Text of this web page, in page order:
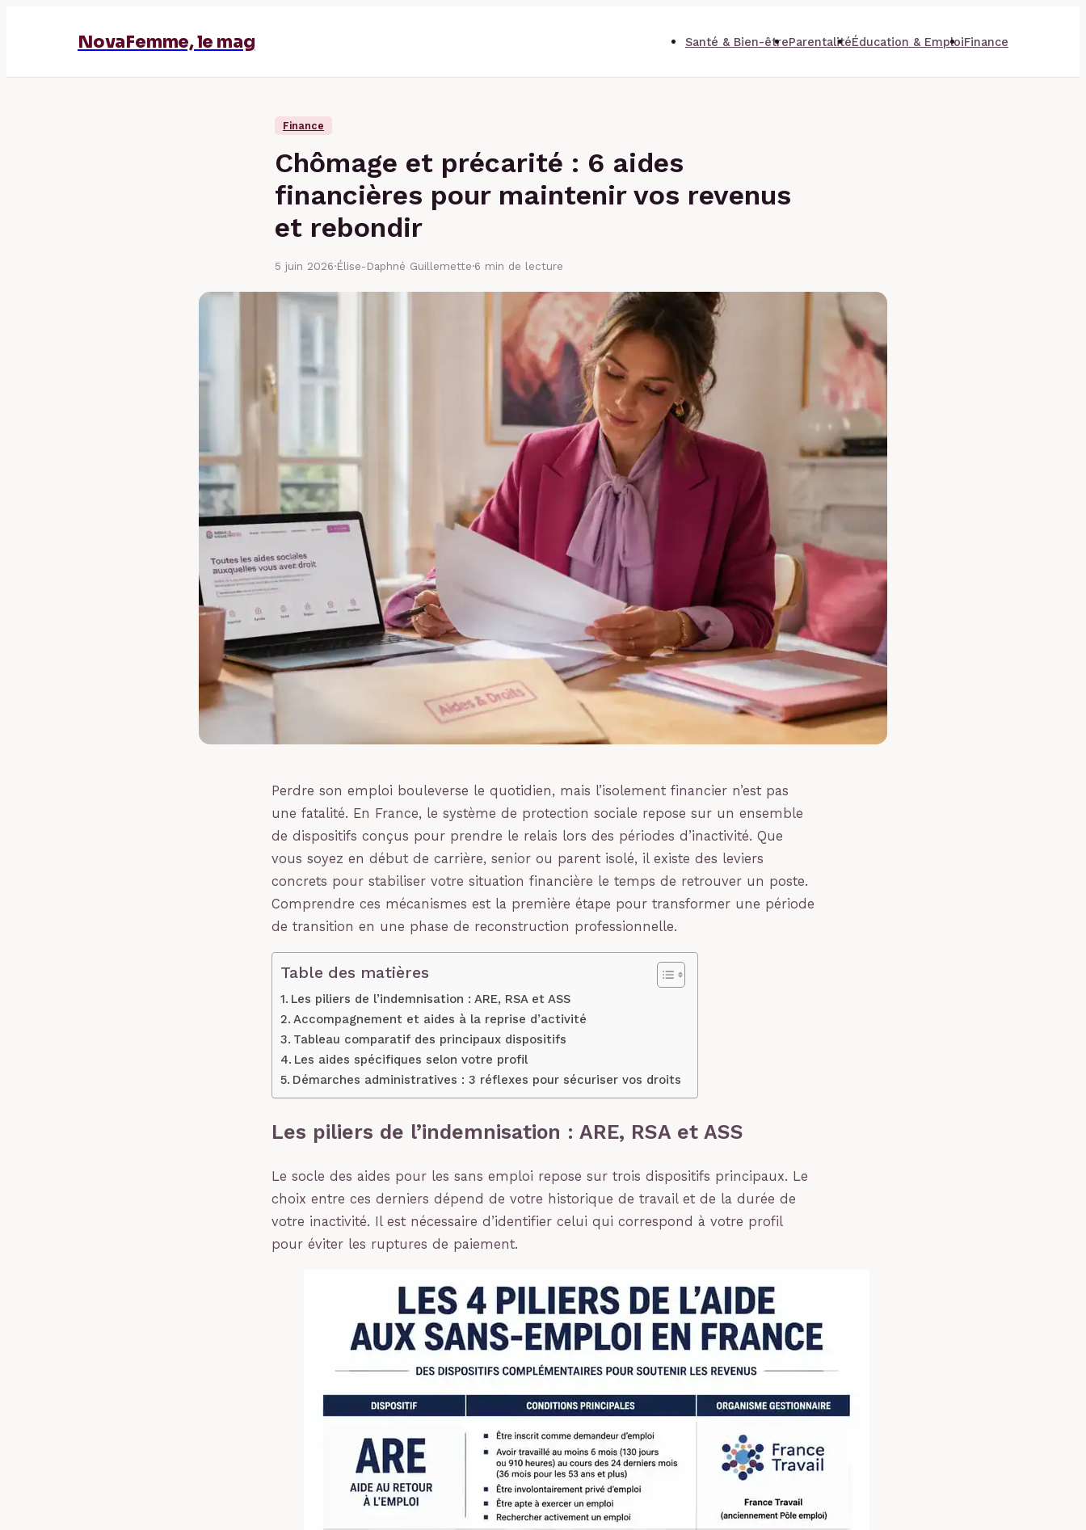
NovaFemme, le mag Santé & Bien-êtreParentalitéÉducation & EmploiFinance
Finance
Chômage et précarité : 6 aides
financières pour maintenir vos revenus
et rebondir
5 juin 2026·Élise-Daphné Guillemette·6 min de lecture
Perdre son emploi bouleverse le quotidien, mais l’isolement financier n’est pas
une fatalité. En France, le système de protection sociale repose sur un ensemble
de dispositifs conçus pour prendre le relais lors des périodes d’inactivité. Que
vous soyez en début de carrière, senior ou parent isolé, il existe des leviers
concrets pour stabiliser votre situation financière le temps de retrouver un poste.
Comprendre ces mécanismes est la première étape pour transformer une période
de transition en une phase de reconstruction professionnelle.
Table des matières
Les piliers de l’indemnisation : ARE, RSA et ASS
Accompagnement et aides à la reprise d’activité
Tableau comparatif des principaux dispositifs
Les aides spécifiques selon votre profil
Démarches administratives : 3 réflexes pour sécuriser vos droits
Les piliers de l’indemnisation : ARE, RSA et ASS
Le socle des aides pour les sans emploi repose sur trois dispositifs principaux. Le
choix entre ces derniers dépend de votre historique de travail et de la durée de
votre inactivité. Il est nécessaire d’identifier celui qui correspond à votre profil
pour éviter les ruptures de paiement.